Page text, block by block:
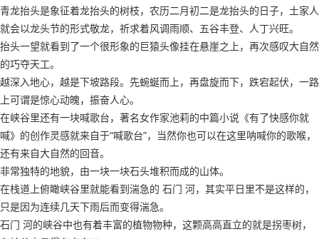
青龙抬头是象征着龙抬头的树枝，农历二月初二是龙抬头的日子，土家人
就会以龙头节的形式敬龙，祈求着风调雨顺、五谷丰登、人丁兴旺。
抬头一望就看到了一个很形象的巨猿头像挂在悬崖之上，再次感叹大自然
的巧夺天工。
越深入地心，越是下坡路段。先蜿蜒而上，再盘旋而下，跌宕起伏，一路
上可谓是惊心动魄，振奋人心。
在峡谷里还有一块喊歌台，著名女作家池莉的中篇小说《有了快感你就
喊》的创作灵感就来自于“喊歌台”，当然你也可以在这里呐喊你的歌喉，
还有来自大自然的回音。
非常独特的地貌，由一块一块石头堆积而成的山体。
在栈道上俯瞰峡谷里就能看到湍急的 石门 河，其实平日里不是这样的，
只是因为连续几天下雨后而变得湍急。
石门 河的峡谷中也有着丰富的植物物种，这颗高高直立的就是拐枣树，